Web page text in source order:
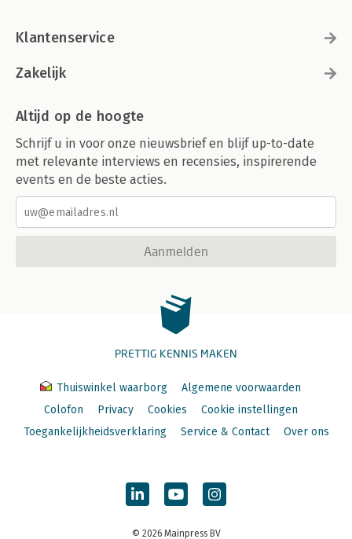
Klantenservice
Zakelijk
Altijd op de hoogte
Schrijf u in voor onze nieuwsbrief en blijf up-to-date
met relevante interviews en recensies, inspirerende
events en de beste acties.
Aanmelden
PRETTIG KENNIS MAKEN
Thuiswinkel waarborg
Algemene voorwaarden
Colofon
Privacy Cookies
Cookie instellingen
Toegankelijkheidsverklaring
Service & Contact Over ons
© 2026 Mainpress BV